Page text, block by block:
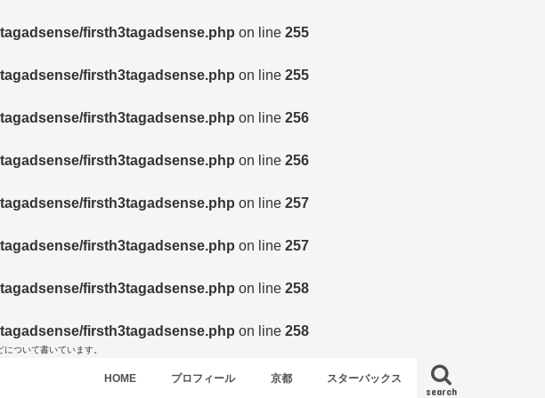
firsth3tagadsense.php on line 255
firsth3tagadsense.php on line 255
firsth3tagadsense.php on line 256
firsth3tagadsense.php on line 256
firsth3tagadsense.php on line 257
firsth3tagadsense.php on line 257
firsth3tagadsense.php on line 258
firsth3tagadsense.php on line 258
ついて書いています。
search
HOME プロフィール 京都 スターバックス